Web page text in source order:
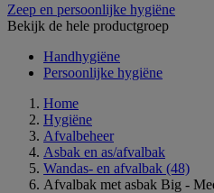
Zeep en persoonlijke hygiëne
Bekijk de hele productgroep
Handhygiëne
Persoonlijke hygiëne
Home
Hygiëne
Afvalbeheer
Asbak en as/afvalbak
Wandas- en afvalbak (48)
Afvalbak met asbak Big -